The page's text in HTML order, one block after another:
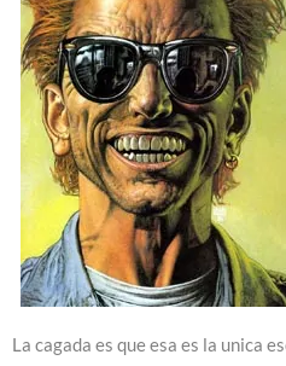
La cagada es que esa es la unica